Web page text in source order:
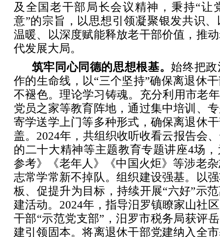
及全国老干部局长会议精神，秉持“让
意”的宗旨，以思想引领凝聚银发共识
温暖、以深度赋能释放老干部价值，推
代发展大局。
‌筑牢同心同德的思想根基。始终把
作的生命线，以“三个坚持”确保离退休
不褪色。理论学习铸魂。充分利用市老
党员之家等教育阵地，通过集中培训、
寄学送学上门等多种形式，确保离退休
盖。2024年，共组织收听收看云报告会
的二十大精神等主题教育专题讲座4场
参考》《老年人》《中国火炬》等涉老
志常学常新不掉队。组织建设强基。以
板、促提升为目标，持续开展“六好”示
建活动。2024年，指导汨罗镇瞭家山社
干部“示范党支部”，汨罗市税务局获评
建引领固本。将离退休干部党建纳入全